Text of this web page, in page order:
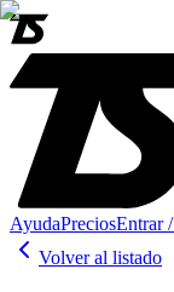
AyudaPreciosEntrar
Volver al listado